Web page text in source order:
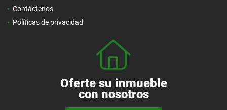
Contáctenos
Políticas de privacidad
Oferte su inmueble
con nosotros